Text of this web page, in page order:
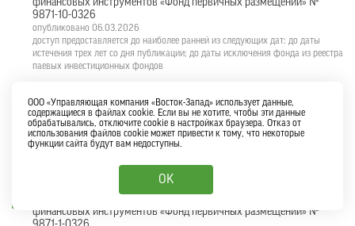
финансовых инструментов «Фонд первичных размещений» №
9871-10-0326
опубликовано 06.03.2026
доступ предоставляется до наиболее ранней из следующих дат: до даты
истечения трех лет со дня публикации; до даты исключения фонда из реестра
паевых инвестиционных фондов
финансовых инструментов «Фонд первичных размещений» №
9871-1-0326
опубликовано 06.03.2026
доступ предоставляется до наиболее ранней из следующих дат: до даты
паевых инвестиционных фондов
финансовых инструментов «Фонд первичных размещений» №
ООО «Управляющая компания «Восток-Запад» использует данные,
содержащиеся в файлах cookie. Если вы не хотите, чтобы эти данные
обрабатывались, отключите cookie в настройках браузера. Отказ от
использования файлов cookie может привести к тому, что некоторые
функции cайта будут вам недоступны.
OK